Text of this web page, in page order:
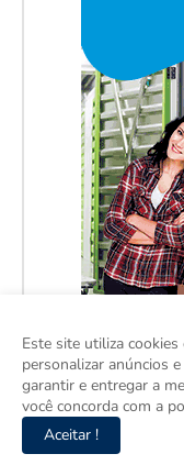
Este site utiliza
personalizar anúncios
garantir e entregar a
você concorda com a
Aceitar !